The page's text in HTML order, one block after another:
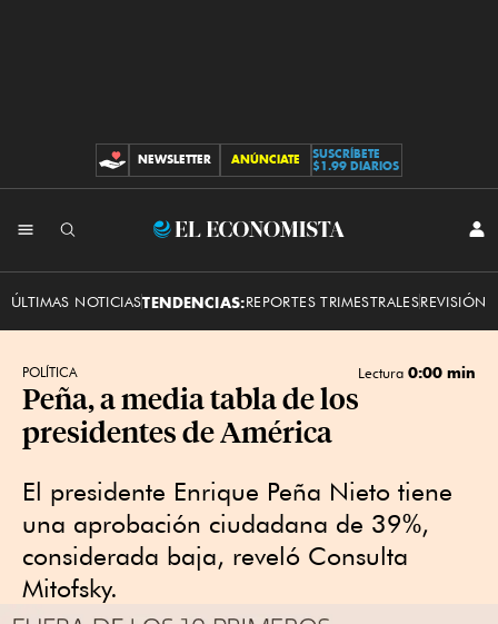
CONTRIBUCIONES
NEWSLETTER ANÚNCIATE
SUSCRÍBETE
$1.99 DIARIOS
El
ÚLTIMAS NOTICIASTENDENCIAS:REPORTES TRIMESTRALESREVISIÓN
POLÍTICA Lectura 0:00 min
Peña, a media tabla de los
presidentes de América
El presidente Enrique Peña Nieto tiene
una aprobación ciudadana de 39%,
considerada baja, reveló Consulta
Mitofsky.